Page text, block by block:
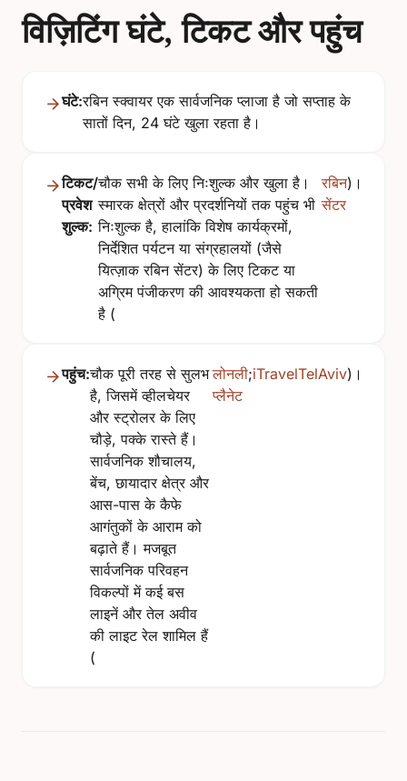
विज़िटिंग घंटे, टिकट और पहुंच
घंटे:रबिन स्क्वायर एक सार्वजनिक प्लाजा है जो सप्ताह के
सातों दिन, 24 घंटे खुला रहता है।
टिकट/
प्रवेश
शुल्क:
चौक सभी के लिए निःशुल्क और खुला है।
स्मारक क्षेत्रों और प्रदर्शनियों तक पहुंच भी
निःशुल्क है, हालांकि विशेष कार्यक्रमों,
निर्देशित पर्यटन या संग्रहालयों (जैसे
यित्ज़ाक रबिन सेंटर) के लिए टिकट या
अग्रिम पंजीकरण की आवश्यकता हो सकती
है (
रबिन
सेंटर
)।
पहुंच:चौक पूरी तरह से सुलभ
है, जिसमें व्हीलचेयर
और स्ट्रोलर के लिए
चौड़े, पक्के रास्ते हैं।
सार्वजनिक शौचालय,
बेंच, छायादार क्षेत्र और
आस-पास के कैफे
आगंतुकों के आराम को
बढ़ाते हैं। मजबूत
सार्वजनिक परिवहन
विकल्पों में कई बस
लाइनें और तेल अवीव
की लाइट रेल शामिल हैं
(
लोनली
प्लैनेट
;iTravelTelAviv)।